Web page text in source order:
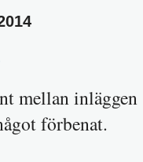
mellan inläggen
förbenat.